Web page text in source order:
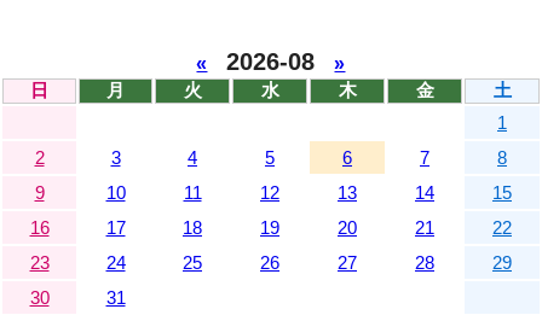
« 2026-08
»
日
月 火 水 木 金
土
1
2
3 4 5 6 7
8
9
10 11 12 13 14
15
16
17 18 19 20 21
22
23
24 25 26 27 28
29
30
31